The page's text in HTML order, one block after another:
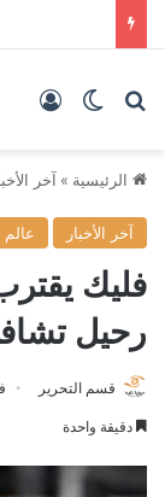
بحث عنالوضع
الرئيسية » آخر
آخر الأخبار عالم
فليك
رحيل
قسم التحرير
دقيقة واحدة